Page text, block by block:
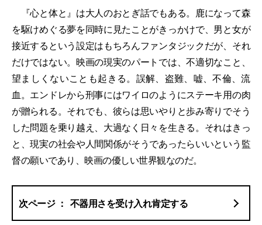
『心と体と』は大人のおとぎ話でもある。鹿になって森
を駆けめぐる夢を同時に見たことがきっかけで、男と女が
接近するという設定はもちろんファンタジックだが、それ
だけではない。映画の現実のパートでは、不適切なこと、
望ましくないことも起きる。誤解、盗難、嘘、不倫、流
血。エンドレから刑事にはワイロのようにステーキ用の肉
が贈られる。それでも、彼らは思いやりと歩み寄りでそう
した問題を乗り越え、大過なく日々を生きる。それはきっ
と、現実の社会や人間関係がそうであったらいいという監
督の願いであり、映画の優しい世界観なのだ。
不器用さを受け入れ肯定する